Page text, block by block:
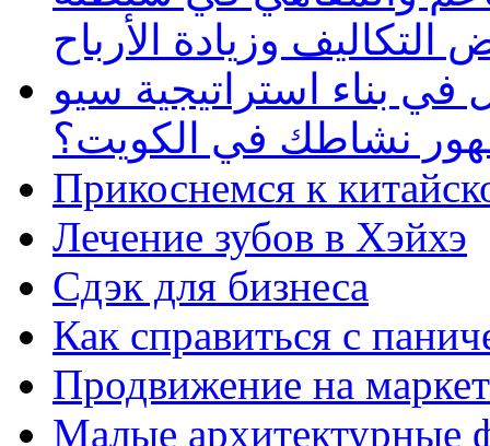
وزيادة الأرباح
بناء استراتيجية سيو
نشاطك في الكويت؟
Прикоснемся к
Лечение зубов в Хэйхэ
Сдэк для бизнеса
Как справиться с
Продвижение на
Малые архитектурные